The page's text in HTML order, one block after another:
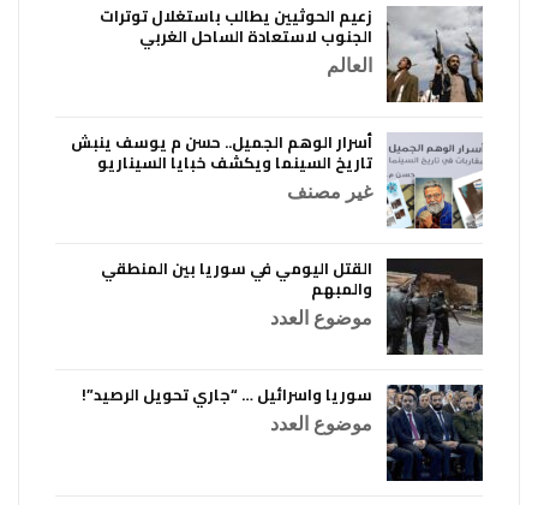
زعيم الحوثيين يطالب باستغلال توترات
الجنوب لاستعادة الساحل الغربي
العالم
أسرار الوهم الجميل.. حسن م يوسف ينبش
تاريخ السينما ويكشف خبايا السيناريو
غير مصنف
القتل اليومي في سوريا بين المنطقي
والمبهم
موضوع العدد
سوريا واسرائيل … “جاري تحويل الرصيد”!
موضوع العدد